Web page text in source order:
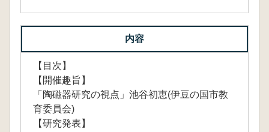
内容
【目次】
【開催趣旨】
「陶磁器研究の視点」池谷初恵(伊豆の国市教
育委員会)
【研究発表】